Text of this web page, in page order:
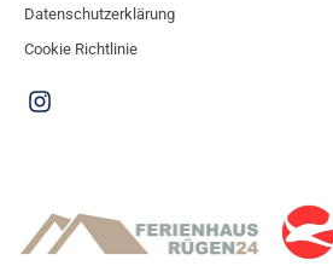
Datenschutzerklärung
Cookie Richtlinie